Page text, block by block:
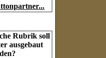
Rubrik soll
ausgebaut